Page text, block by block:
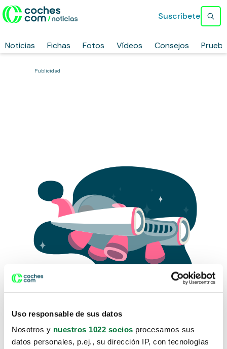
Uso responsable de sus datos
Nosotros y nuestros 1022 socios procesamos sus
datos personales, p.ej., su dirección IP, con tecnologías
Noticias Fichas Fotos Vídeos Consejos
Suscríbete
Publicidad